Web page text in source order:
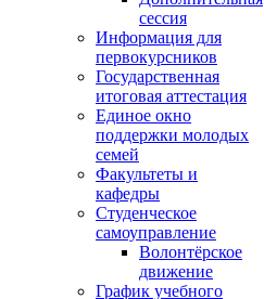
сессия
Информация для
первокурсников
Государственная
итоговая аттестация
Единое окно
поддержки молодых
семей
Факультеты и
кафедры
Студенческое
самоуправление
Волонтёрское
движение
График учебного